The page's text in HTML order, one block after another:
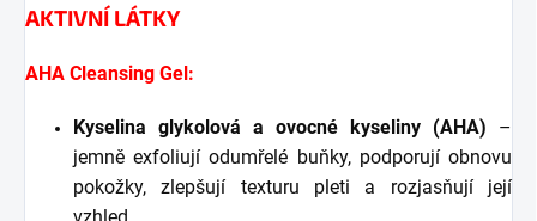
AKTIVNÍ LÁTKY
AHA Cleansing Gel:
Kyselina glykolová a ovocné kyseliny (AHA) –
jemně exfoliují odumřelé buňky, podporují obnovu
pokožky, zlepšují texturu pleti a rozjasňují její